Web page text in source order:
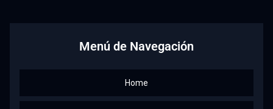
Menú de Navegación
Home